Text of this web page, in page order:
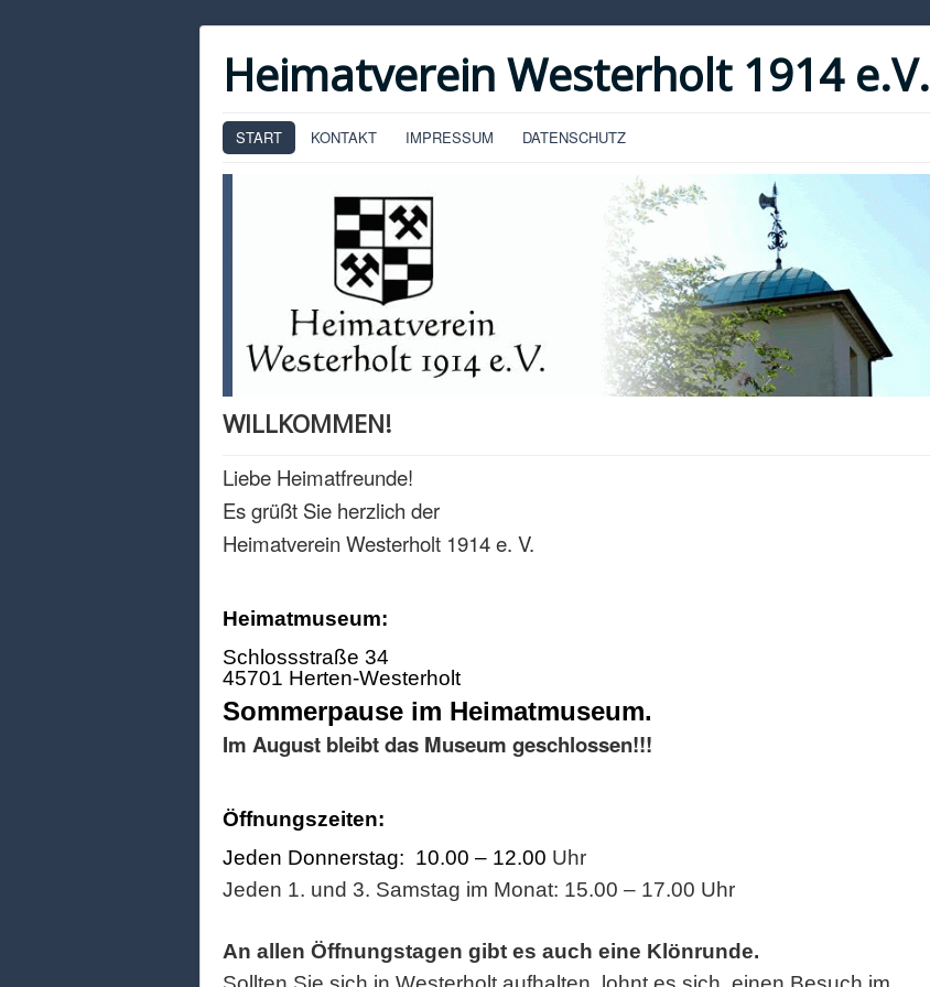
Heimatverein Westerholt 1914 e.V.
START KONTAKT IMPRESSUM DATENSCHUTZ
WILLKOMMEN!
Liebe Heimatfreunde!
Es grüßt Sie herzlich der
Heimatverein Westerholt 1914 e. V.
Heimatmuseum:
Schlossstraße 34
45701 Herten-Westerholt
Sommerpause im Heimatmuseum.
Im August bleibt das Museum geschlossen!!!
Öffnungszeiten:
Jeden Donnerstag: 10.00 – 12.00 Uhr
Jeden 1. und 3. Samstag im Monat: 15.00 – 17.00 Uhr
An allen Öffnungstagen gibt es auch eine Klönrunde.